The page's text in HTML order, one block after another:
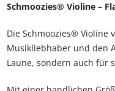
Schmoozies® Violine –
Die Schmoozies® Violine
Musikliebhaber und den
Laune, sondern auch für